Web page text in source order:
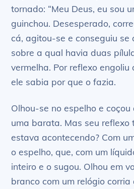
tornado: “Meu Deus, eu sou
guinchou. Desesperado,
cá, agitou-se e conseguiu se
sobre a qual havia duas
vermelha. Por reflexo engoliu
ele sabia por que o fazia.
Olhou-se no espelho e coçou
uma barata. Mas seu reflexo
estava acontecendo? Com
o espelho, que, com um
inteiro e o sugou. Olhou em
branco com um relógio corria